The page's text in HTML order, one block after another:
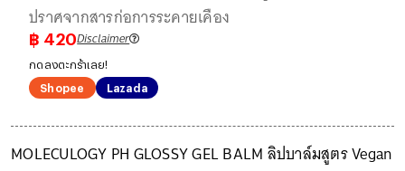
ปราศจากสารก่อการระคายเคือง
฿ 420Disclaimer
กดลงตะกร้าเลย!
Shopee
Lazada
MOLECULOGY PH GLOSSY GEL BALM ลิปบาล์มสูตร Vegan